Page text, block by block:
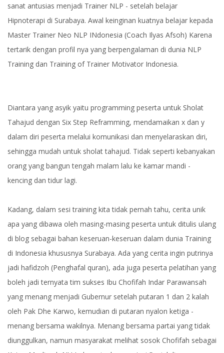
sanat antusias menjadi Trainer NLP - setelah belajar
Hipnoterapi di Surabaya. Awal keinginan kuatnya belajar kepada
Master Trainer Neo NLP INdonesia (Coach Ilyas Afsoh) Karena
tertarik dengan profil nya yang berpengalaman di dunia NLP
Training dan Training of Trainer Motivator Indonesia.
Diantara yang asyik yaitu programming peserta untuk Sholat
Tahajud dengan Six Step Reframming, mendamaikan x dan y
dalam diri peserta melalui komunikasi dan menyelaraskan diri,
sehingga mudah untuk sholat tahajud. Tidak seperti kebanyakan
orang yang bangun tengah malam lalu ke kamar mandi -
kencing dan tidur lagi.
Kadang, dalam sesi training kita tidak pernah tahu, cerita unik
apa yang dibawa oleh masing-masing peserta untuk ditulis ulang
di blog sebagai bahan keseruan-keseruan dalam dunia Training
di Indonesia khususnya Surabaya. Ada yang cerita ingin putrinya
jadi hafidzoh (Penghafal quran), ada juga peserta pelatihan yang
boleh jadi ternyata tim sukses Ibu Chofifah Indar Parawansah
yang menang menjadi Gubernur setelah putaran 1 dan 2 kalah
oleh Pak Dhe Karwo, kemudian di putaran nyalon ketiga -
menang bersama wakilnya. Menang bersama partai yang tidak
diunggulkan, namun masyarakat melihat sosok Chofifah sebagai